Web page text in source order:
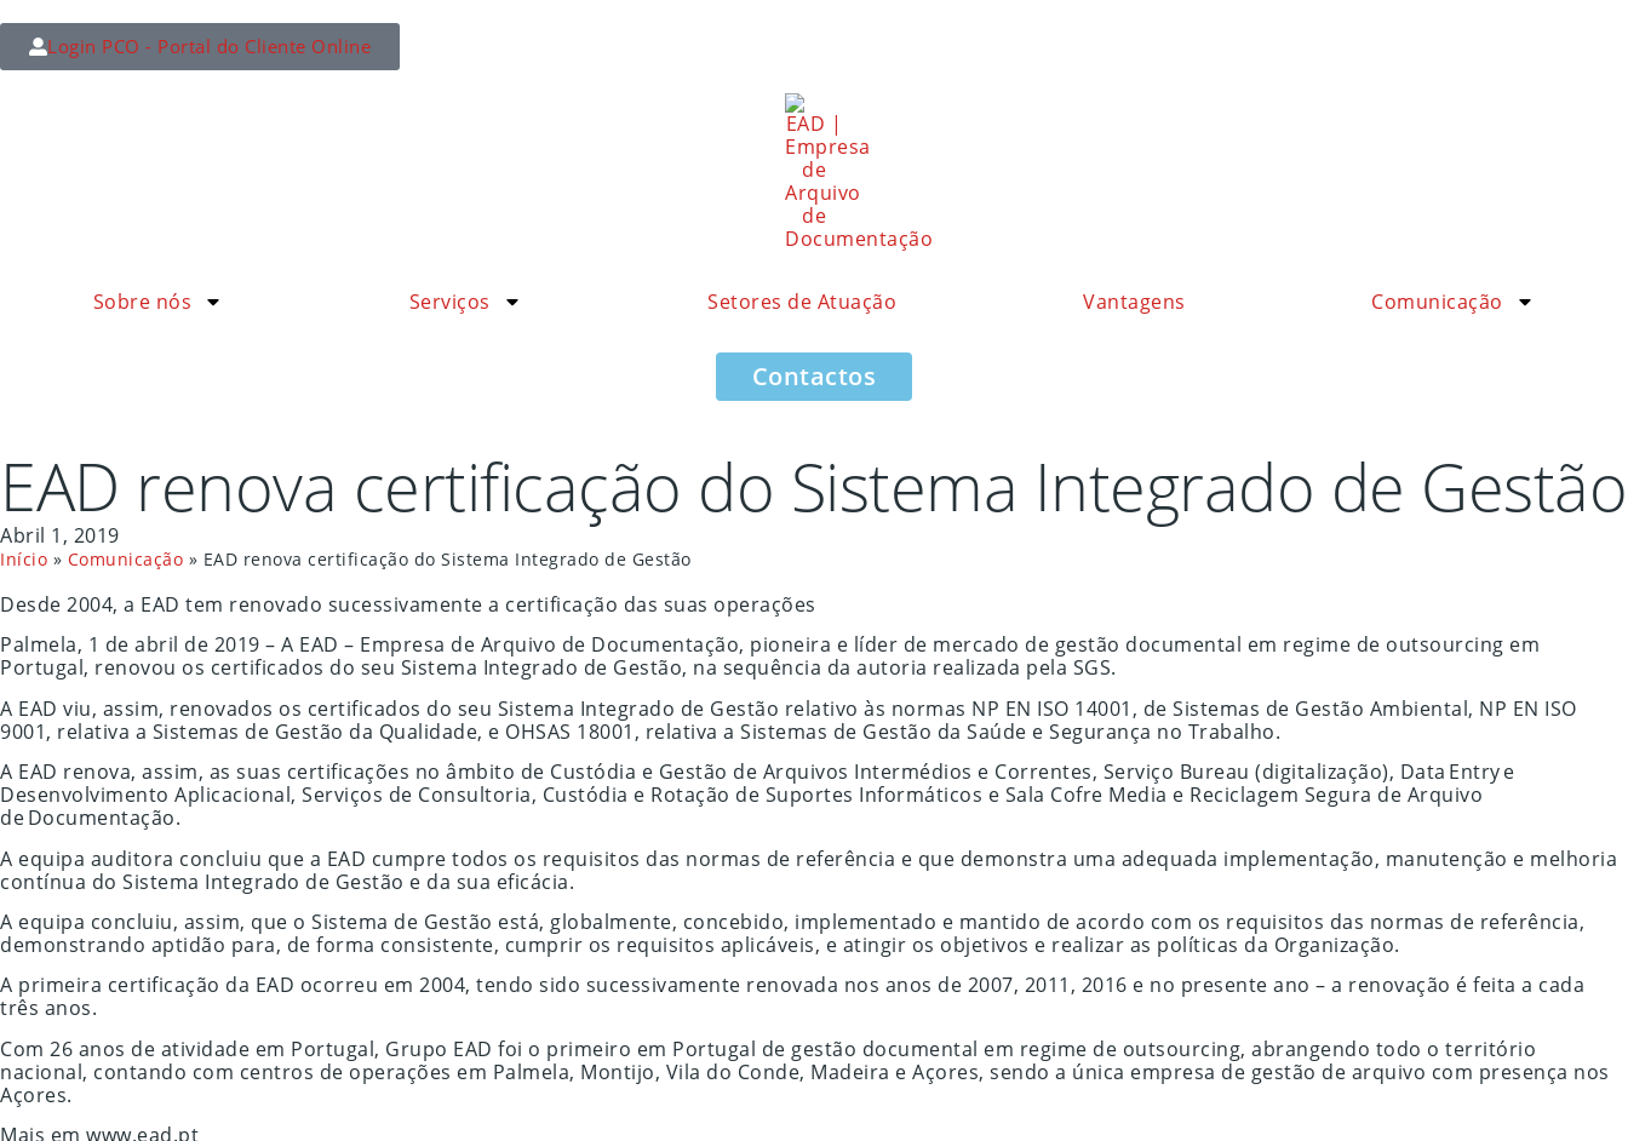
Login PCO - Portal do Cliente Online
Sobre nós Serviços Setores de Atuação Vantagens Comunicação
Contactos
EAD renova certificação do Sistema Integrado de Gestão
Abril 1, 2019
Início » Comunicação » EAD renova certificação do Sistema Integrado de Gestão
Desde 2004, a EAD tem renovado sucessivamente a certificação das suas operações
Palmela, 1 de abril de 2019 – A EAD – Empresa de Arquivo de Documentação, pioneira e líder de mercado de gestão documental em regime de outsourcing em
Portugal, renovou os certificados do seu Sistema Integrado de Gestão, na sequência da autoria realizada pela SGS.
A EAD viu, assim, renovados os certificados do seu Sistema Integrado de Gestão relativo às normas NP EN ISO 14001, de Sistemas de Gestão Ambiental, NP EN ISO
9001, relativa a Sistemas de Gestão da Qualidade, e OHSAS 18001, relativa a Sistemas de Gestão da Saúde e Segurança no Trabalho.
A EAD renova, assim, as suas certificações no âmbito de Custódia e Gestão de Arquivos Intermédios e Correntes, Serviço Bureau (digitalização), Data Entry e
Desenvolvimento Aplicacional, Serviços de Consultoria, Custódia e Rotação de Suportes Informáticos e Sala Cofre Media e Reciclagem Segura de Arquivo
de Documentação.
A equipa auditora concluiu que a EAD cumpre todos os requisitos das normas de referência e que demonstra uma adequada implementação, manutenção e melhoria
contínua do Sistema Integrado de Gestão e da sua eficácia.
A equipa concluiu, assim, que o Sistema de Gestão está, globalmente, concebido, implementado e mantido de acordo com os requisitos das normas de referência,
demonstrando aptidão para, de forma consistente, cumprir os requisitos aplicáveis, e atingir os objetivos e realizar as políticas da Organização.
A primeira certificação da EAD ocorreu em 2004, tendo sido sucessivamente renovada nos anos de 2007, 2011, 2016 e no presente ano – a renovação é feita a cada
três anos.
Com 26 anos de atividade em Portugal, Grupo EAD foi o primeiro em Portugal de gestão documental em regime de outsourcing, abrangendo todo o território
nacional, contando com centros de operações em Palmela, Montijo, Vila do Conde, Madeira e Açores, sendo a única empresa de gestão de arquivo com presença nos
Açores.
Mais em www.ead.pt